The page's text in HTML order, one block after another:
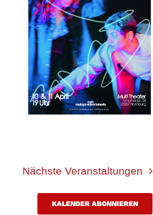
NächsteVeranstaltungen
KALENDER ABONNIEREN